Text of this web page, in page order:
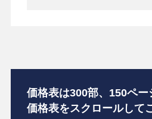
価格表は300部、150ペー
価格表をスクロールして